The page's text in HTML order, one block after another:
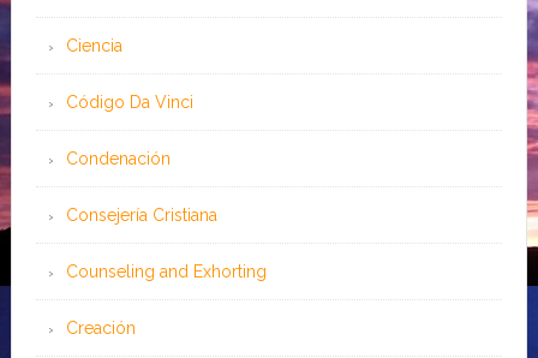
Ciencia
Código Da Vinci
Condenación
Consejería Cristiana
Counseling and Exhorting
Creación